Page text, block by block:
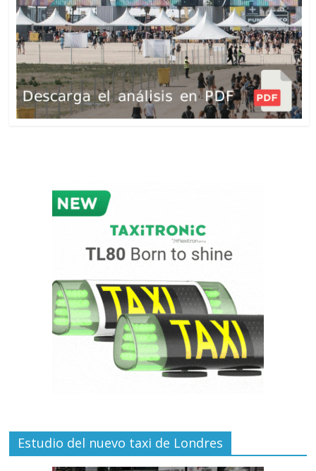
Estudio del nuevo taxi de Londres